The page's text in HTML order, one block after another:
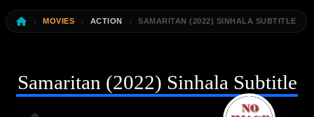
MOVIES ACTION SAMARITAN (2022) SINHALA SUBTITLE
Samaritan (2022) Sinhala Subtitle